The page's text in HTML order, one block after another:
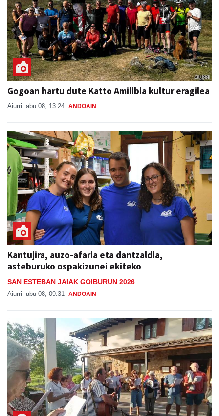
Gogoan hartu dute Katto Amilibia kultur eragilea
Aiurri abu 08, 13:24 ANDOAIN
Kantujira, auzo-afaria eta dantzaldia,
asteburuko ospakizunei ekiteko
SAN ESTEBAN JAIAK GOIBURUN 2026
Aiurri abu 08, 09:31 ANDOAIN